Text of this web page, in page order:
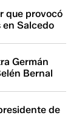
que provocó
en Salcedo
Germán
Bernal
de